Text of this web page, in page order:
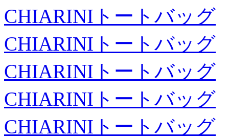
CHIARINIトートバッグ
CHIARINIトートバッグ
CHIARINIトートバッグ
CHIARINIトートバッグ
CHIARINIトートバッグ